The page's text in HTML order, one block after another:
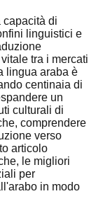
capacità di
linguistici e
tra i mercati
lingua araba è
centinaia di
un
culturali di
comprendere
verso
articolo
le migliori
per
in modo